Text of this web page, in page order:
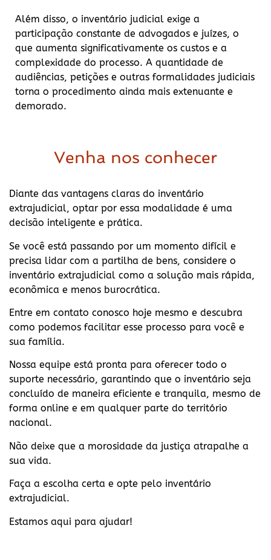
Além disso, o inventário judicial exige a
participação constante de advogados e juízes, o
que aumenta significativamente os custos e a
complexidade do processo. A quantidade de
audiências, petições e outras formalidades judiciais
torna o procedimento ainda mais extenuante e
demorado.
Venha nos conhecer
Diante das vantagens claras do inventário
extrajudicial, optar por essa modalidade é uma
decisão inteligente e prática.
Se você está passando por um momento difícil e
precisa lidar com a partilha de bens, considere o
inventário extrajudicial como a solução mais rápida,
econômica e menos burocrática.
Entre em contato conosco hoje mesmo e descubra
como podemos facilitar esse processo para você e
sua família.
Nossa equipe está pronta para oferecer todo o
suporte necessário, garantindo que o inventário seja
concluído de maneira eficiente e tranquila, mesmo de
forma online e em qualquer parte do território
nacional.
Não deixe que a morosidade da justiça atrapalhe a
sua vida.
Faça a escolha certa e opte pelo inventário
extrajudicial.
Estamos aqui para ajudar!